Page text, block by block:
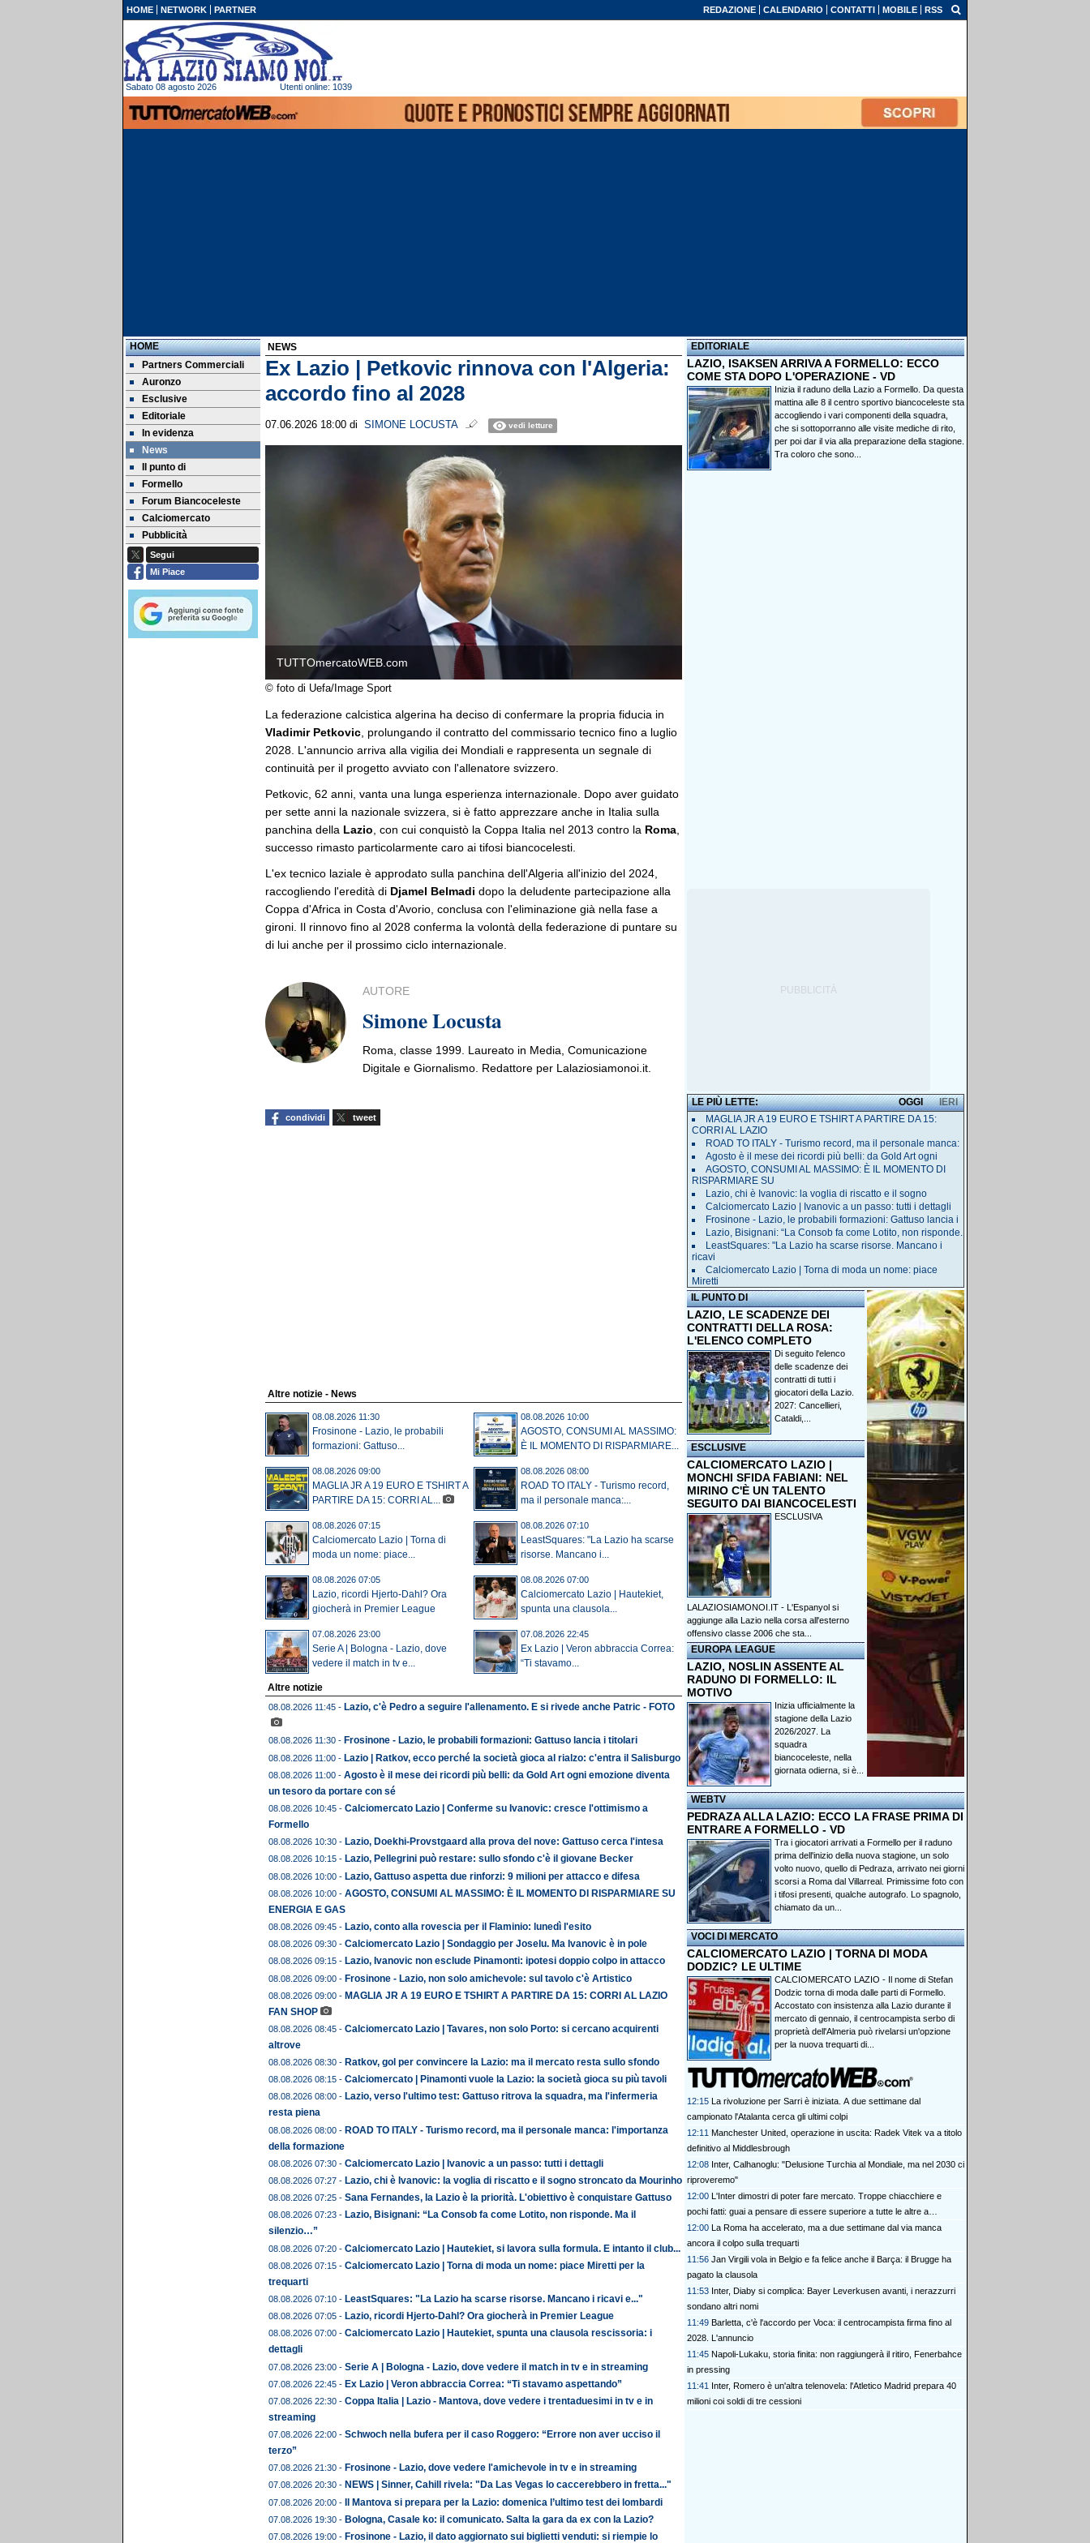
HOME NETWORK PARTNER REDAZIONE CALENDARIO CONTATTI MOBILE RSS
Sabato 08 agosto 2026 Utenti online: 1039
HOME
Partners Commerciali
Auronzo
Esclusive
Editoriale
In evidenza
News
Il punto di
Formello
Forum Biancoceleste
Calciomercato
Pubblicità
Segui
Mi Piace
NEWS
Ex Lazio | Petkovic rinnova con l'Algeria:
accordo fino al 2028
07.06.2026 18:00 di SIMONE LOCUSTA vedi letture
TUTTOmercatoWEB.com
© foto di Uefa/Image Sport
La federazione calcistica algerina ha deciso di confermare la propria fiducia in
Vladimir Petkovic , prolungando il contratto del commissario tecnico fino a luglio
2028. L'annuncio arriva alla vigilia dei Mondiali e rappresenta un segnale di
continuità per il progetto avviato con l'allenatore svizzero.
Petkovic, 62 anni, vanta una lunga esperienza internazionale. Dopo aver guidato
per sette anni la nazionale svizzera, si è fatto apprezzare anche in Italia sulla
panchina della Lazio , con cui conquistò la Coppa Italia nel 2013 contro la Roma
successo rimasto particolarmente caro ai tifosi biancocelesti.
L'ex tecnico laziale è approdato sulla panchina dell'Algeria all'inizio del 2024,
raccogliendo l'eredità di Djamel Belmadi dopo la deludente partecipazione alla
Coppa d'Africa in Costa d'Avorio, conclusa con l'eliminazione già nella fase a
gironi. Il rinnovo fino al 2028 conferma la volontà della federazione di puntare su
di lui anche per il prossimo ciclo internazionale.
AUTORE
Simone Locusta
Roma, classe 1999. Laureato in Media, Comunicazione
Digitale e Giornalismo. Redattore per Lalaziosiamonoi.it.
condividi tweet
Altre notizie - News
08.08.2026 11:30
Frosinone - Lazio, le probabili
formazioni: Gattuso...
08.08.2026 10:00
AGOSTO, CONSUMI AL MASSIMO:
È IL MOMENTO DI RISPARMIARE...
08.08.2026 09:00
MAGLIA JR A 19 EURO E TSHIRT A
PARTIRE DA 15: CORRI AL...
08.08.2026 08:00
ROAD TO ITALY - Turismo record,
ma il personale manca:...
08.08.2026 07:15
Calciomercato Lazio | Torna di
moda un nome: piace...
08.08.2026 07:10
LeastSquares: "La Lazio ha scarse
risorse. Mancano i...
08.08.2026 07:05
Lazio, ricordi Hjerto-Dahl? Ora
giocherà in Premier League
08.08.2026 07:00
Calciomercato Lazio | Hautekiet,
spunta una clausola...
07.08.2026 23:00
Serie A | Bologna - Lazio, dove
vedere il match in tv e...
07.08.2026 22:45
Ex Lazio | Veron abbraccia Correa:
“Ti stavamo...
Altre notizie
08.08.2026 11:45 - Lazio, c'è Pedro a seguire l'allenamento. E si rivede anche Patric - FOTO
08.08.2026 11:30 - Frosinone - Lazio, le probabili formazioni: Gattuso lancia i titolari
08.08.2026 11:00 - Lazio | Ratkov, ecco perché la società gioca al rialzo: c'entra il Salisburgo
08.08.2026 11:00 - Agosto è il mese dei ricordi più belli: da Gold Art ogni emozione diventa
un tesoro da portare con sé
08.08.2026 10:45 - Calciomercato Lazio | Conferme su Ivanovic: cresce l'ottimismo a
Formello
08.08.2026 10:30 - Lazio, Doekhi-Provstgaard alla prova del nove: Gattuso cerca l'intesa
08.08.2026 10:15 - Lazio, Pellegrini può restare: sullo sfondo c'è il giovane Becker
08.08.2026 10:00 - Lazio, Gattuso aspetta due rinforzi: 9 milioni per attacco e difesa
08.08.2026 10:00 - AGOSTO, CONSUMI AL MASSIMO: È IL MOMENTO DI RISPARMIARE SU
ENERGIA E GAS
08.08.2026 09:45 - Lazio, conto alla rovescia per il Flaminio: lunedì l'esito
08.08.2026 09:30 - Calciomercato Lazio | Sondaggio per Joselu. Ma Ivanovic è in pole
08.08.2026 09:15 - Lazio, Ivanovic non esclude Pinamonti: ipotesi doppio colpo in attacco
08.08.2026 09:00 - Frosinone - Lazio, non solo amichevole: sul tavolo c'è Artistico
08.08.2026 09:00 - MAGLIA JR A 19 EURO E TSHIRT A PARTIRE DA 15: CORRI AL LAZIO
FAN SHOP
08.08.2026 08:45 - Calciomercato Lazio | Tavares, non solo Porto: si cercano acquirenti
altrove
08.08.2026 08:30 - Ratkov, gol per convincere la Lazio: ma il mercato resta sullo sfondo
08.08.2026 08:15 - Calciomercato | Pinamonti vuole la Lazio: la società gioca su più tavoli
08.08.2026 08:00 - Lazio, verso l'ultimo test: Gattuso ritrova la squadra, ma l'infermeria
resta piena
08.08.2026 08:00 - ROAD TO ITALY - Turismo record, ma il personale manca: l'importanza
della formazione
08.08.2026 07:30 - Calciomercato Lazio | Ivanovic a un passo: tutti i dettagli
08.08.2026 07:27 - Lazio, chi è Ivanovic: la voglia di riscatto e il sogno stroncato da Mourinho
08.08.2026 07:25 - Sana Fernandes, la Lazio è la priorità. L'obiettivo è conquistare Gattuso
08.08.2026 07:23 - Lazio, Bisignani: “La Consob fa come Lotito, non risponde. Ma il
silenzio…”
08.08.2026 07:20 - Calciomercato Lazio | Hautekiet, si lavora sulla formula. E intanto il club...
08.08.2026 07:15 - Calciomercato Lazio | Torna di moda un nome: piace Miretti per la
trequarti
08.08.2026 07:10 - LeastSquares: "La Lazio ha scarse risorse. Mancano i ricavi e..."
08.08.2026 07:05 - Lazio, ricordi Hjerto-Dahl? Ora giocherà in Premier League
08.08.2026 07:00 - Calciomercato Lazio | Hautekiet, spunta una clausola rescissoria: i
dettagli
07.08.2026 23:00 - Serie A | Bologna - Lazio, dove vedere il match in tv e in streaming
07.08.2026 22:45 - Ex Lazio | Veron abbraccia Correa: “Ti stavamo aspettando”
07.08.2026 22:30 - Coppa Italia | Lazio - Mantova, dove vedere i trentaduesimi in tv e in
streaming
07.08.2026 22:00 - Schwoch nella bufera per il caso Roggero: “Errore non aver ucciso il
terzo”
07.08.2026 21:30 - Frosinone - Lazio, dove vedere l'amichevole in tv e in streaming
07.08.2026 20:30 - NEWS | Sinner, Cahill rivela: "Da Las Vegas lo caccerebbero in fretta..."
07.08.2026 20:00 - Il Mantova si prepara per la Lazio: domenica l’ultimo test dei lombardi
07.08.2026 19:30 - Bologna, Casale ko: il comunicato. Salta la gara da ex con la Lazio?
07.08.2026 19:00 - Frosinone - Lazio, il dato aggiornato sui biglietti venduti: si riempie lo
EDITORIALE
LAZIO, ISAKSEN ARRIVA A FORMELLO: ECCO
COME STA DOPO L'OPERAZIONE - VD
Inizia il raduno della Lazio a Formello. Da questa
mattina alle 8 il centro sportivo biancoceleste sta
accogliendo i vari componenti della squadra,
che si sottoporranno alle visite mediche di rito,
per poi dar il via alla preparazione della stagione.
Tra coloro che sono...
LE PIÙ LETTE: IERI
OGGI
MAGLIA JR A 19 EURO E TSHIRT A PARTIRE DA 15:
CORRI AL LAZIO
ROAD TO ITALY - Turismo record, ma il personale manca:
Agosto è il mese dei ricordi più belli: da Gold Art ogni
AGOSTO, CONSUMI AL MASSIMO: È IL MOMENTO DI
RISPARMIARE SU
Lazio, chi è Ivanovic: la voglia di riscatto e il sogno
Calciomercato Lazio | Ivanovic a un passo: tutti i dettagli
Frosinone - Lazio, le probabili formazioni: Gattuso lancia i
Lazio, Bisignani: “La Consob fa come Lotito, non risponde.
LeastSquares: "La Lazio ha scarse risorse. Mancano i
ricavi
Calciomercato Lazio | Torna di moda un nome: piace
Miretti
IL PUNTO DI
LAZIO, LE SCADENZE DEI
CONTRATTI DELLA ROSA:
L'ELENCO COMPLETO
Di seguito l'elenco
delle scadenze dei
contratti di tutti i
giocatori della Lazio.
2027: Cancellieri,
Cataldi,...
ESCLUSIVE
CALCIOMERCATO LAZIO |
MONCHI SFIDA FABIANI: NEL
MIRINO C'È UN TALENTO
SEGUITO DAI BIANCOCELESTI
ESCLUSIVA
LALAZIOSIAMONOI.IT - L'Espanyol si
aggiunge alla Lazio nella corsa all'esterno
offensivo classe 2006 che sta...
EUROPA LEAGUE
LAZIO, NOSLIN ASSENTE AL
RADUNO DI FORMELLO: IL
MOTIVO
Inizia ufficialmente la
stagione della Lazio
2026/2027. La
squadra
biancoceleste, nella
giornata odierna, si è...
WEBTV
PEDRAZA ALLA LAZIO: ECCO LA FRASE PRIMA DI
ENTRARE A FORMELLO - VD
Tra i giocatori arrivati a Formello per il raduno
prima dell'inizio della nuova stagione, un solo
volto nuovo, quello di Pedraza, arrivato nei giorni
scorsi a Roma dal Villarreal. Primissime foto con
i tifosi presenti, qualche autografo. Lo spagnolo,
chiamato da un...
VOCI DI MERCATO
CALCIOMERCATO LAZIO | TORNA DI MODA
DODZIC? LE ULTIME
CALCIOMERCATO LAZIO - Il nome di Stefan
Dodzic torna di moda dalle parti di Formello.
Accostato con insistenza alla Lazio durante il
mercato di gennaio, il centrocampista serbo di
proprietà dell'Almeria può rivelarsi un'opzione
per la nuova trequarti di...
12:15 La rivoluzione per Sarri è iniziata. A due settimane dal
campionato l'Atalanta cerca gli ultimi colpi
12:11 Manchester United, operazione in uscita: Radek Vitek va a titolo
definitivo al Middlesbrough
12:08 Inter, Calhanoglu: "Delusione Turchia al Mondiale, ma nel 2030 ci
riproveremo"
12:00 L'Inter dimostri di poter fare mercato. Troppe chiacchiere e
pochi fatti: guai a pensare di essere superiore a tutte le altre a
prescindere. Juve, il portiere può diventare un "problema". Milan-Leao,
serve una decisione netta
12:00 La Roma ha accelerato, ma a due settimane dal via manca
ancora il colpo sulla trequarti
11:56 Jan Virgili vola in Belgio e fa felice anche il Barça: il Brugge ha
pagato la clausola
11:53 Inter, Diaby si complica: Bayer Leverkusen avanti, i nerazzurri
sondano altri nomi
11:49 Barletta, c'è l'accordo per Voca: il centrocampista firma fino al
2028. L'annuncio
11:45 Napoli-Lukaku, storia finita: non raggiungerà il ritiro, Fenerbahce
in pressing
11:41 Inter, Romero è un'altra telenovela: l'Atletico Madrid prepara 40
milioni coi soldi di tre cessioni